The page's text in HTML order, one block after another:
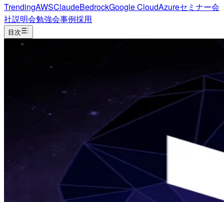
TrendingAWSClaudeBedrockGoogle CloudAzureセミナー会
社説明会勉強会事例採用
目次